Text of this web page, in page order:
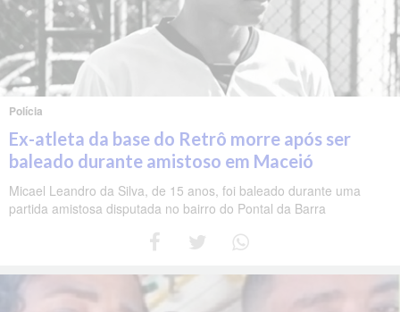
Polícia
Ex-atleta da base do Retrô morre após ser
baleado durante amistoso em Maceió
Micael Leandro da Silva, de 15 anos, foi baleado durante uma
partida amistosa disputada no bairro do Pontal da Barra